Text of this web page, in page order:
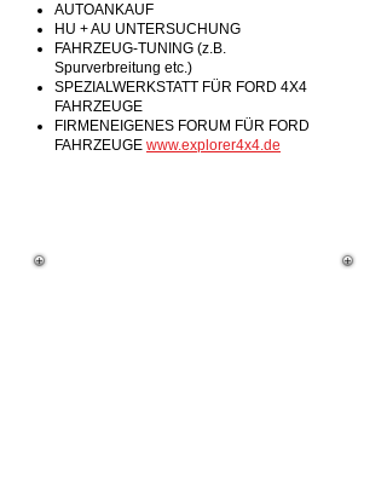
AUTOANKAUF
HU + AU UNTERSUCHUNG
FAHRZEUG-TUNING (z.B.
Spurverbreitung etc.)
SPEZIALWERKSTATT FÜR FORD 4X4
FAHRZEUGE
FIRMENEIGENES FORUM FÜR FORD
FAHRZEUGE www.explorer4x4.de